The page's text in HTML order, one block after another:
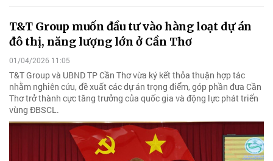
T&T Group muốn đầu tư vào hàng loạt dự án
đô thị, năng lượng lớn ở Cần Thơ
01/04/2026 11:05
T&T Group và UBND TP Cần Thơ vừa ký kết thỏa thuận hợp tác
nhằm nghiên cứu, đề xuất các dự án trọng điểm, góp phần đưa Cần
Thơ trở thành cực tăng trưởng của quốc gia và động lực phát triển
vùng ĐBSCL.